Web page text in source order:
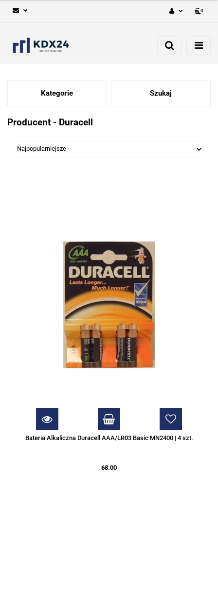
Zarejestruj się
0
Kategorie Szukaj
Producent - Duracell
Bateria Alkaliczna Duracell AAA/LR03 Basic MN2400 | 4 szt.
68.00